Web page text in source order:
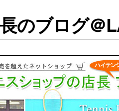
のブログ＠